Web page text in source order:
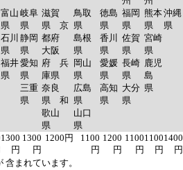
富山
県
石川
県
福井
県
岐阜
県
静岡
県
愛知
県
三重
県
滋賀
県 京
都府
大阪
府 兵
庫県
奈良
県 和
歌山
県
鳥取
県
島根
県
岡山
県
広島
県
山口
県
徳島
県
香川
県
愛媛
県
高知
県
福岡
県
佐賀
県
長崎
県
大分
県
熊本
県
宮崎
県
鹿児
島
県
沖縄
県
1300
円
1300
円
1200円
1100
円
1200
円
1100
円
1100
円
1400
円
まれています。